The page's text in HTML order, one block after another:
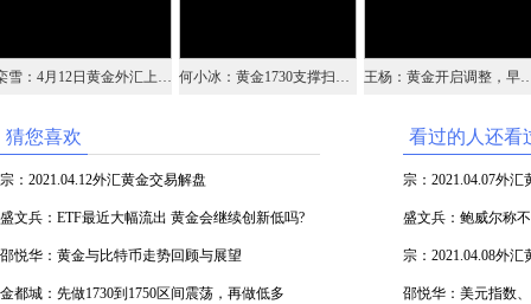
栾雪：4月12日黄金外汇上证解盘 何小冰：黄金1730支撑扫荡，产油国增产打压油价 王杨：黄金开启调整，早
猜您喜欢
宗：2021.04.12外汇黄金交易解盘
盛文兵：ETF最近大幅流出 黄金会继续创新低吗?
邵悦华：黄金与比特币走势回顾与展望
金都城：先做1730到1750区间震荡，再做低多
看过的人还看
宗：2021.04.07外汇
盛文兵：鲍威尔称
得支撑
宗：2021.04.08外汇
邵悦华：美元指数